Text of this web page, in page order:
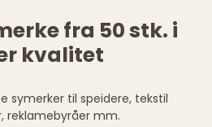
fra 50 stk. i
kvalitet
symerker til speidere, tekstil
reklamebyråer mm.